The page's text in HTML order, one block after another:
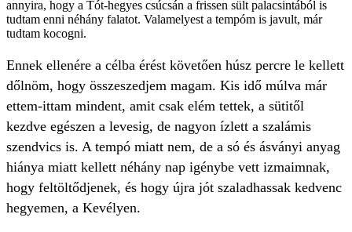
annyira, hogy a Tót-hegyes csúcsán a frissen sült palacsintából is
tudtam enni néhány falatot. Valamelyest a tempóm is javult, már
tudtam kocogni.
Ennek ellenére a célba érést követően húsz percre le kellett
dőlnöm, hogy összeszedjem magam. Kis idő múlva már
ettem-ittam mindent, amit csak elém tettek, a sütitől
kezdve egészen a levesig, de nagyon ízlett a szalámis
szendvics is. A tempó miatt nem, de a só és ásványi anyag
hiánya miatt kellett néhány nap igénybe vett izmaimnak,
hogy feltöltődjenek, és hogy újra jót szaladhassak kedvenc
hegyemen, a Kevélyen.